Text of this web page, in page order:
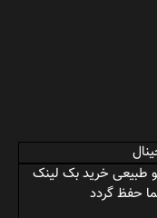
طبیعیخرید بک لینک
حفظ گردد